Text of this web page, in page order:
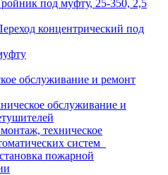
под муфту, 25-350, 2,5
концентрический под
обслуживание и ремонт
обслуживание и
техническое
систем
пожарной